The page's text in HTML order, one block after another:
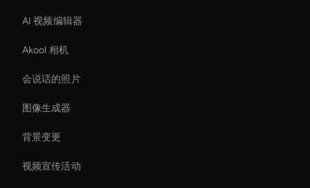
AI 视频编辑器
Akool 相机
会说话的照片
图像生成器
背景变更
视频宣传活动